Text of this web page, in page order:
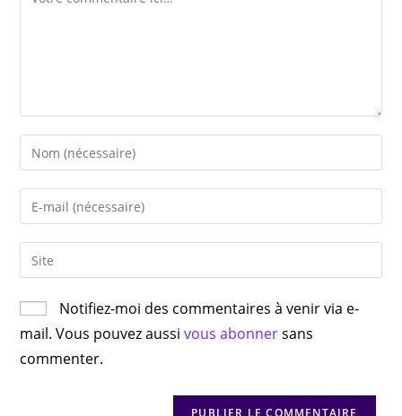
Notifiez-moi des commentaires à venir via e-
mail. Vous pouvez aussivous abonnersans
commenter.